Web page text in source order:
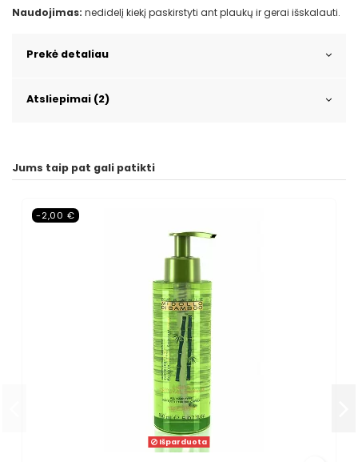
Naudojimas: nedidelį kiekį paskirstyti ant plaukų ir gerai išskalauti.
Prekė detaliau
Atsliepimai (2)
Jums taip pat gali patikti
-2,00 €
Išparduota